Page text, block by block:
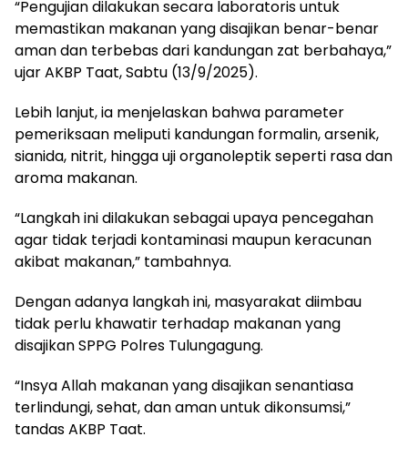
“Pengujian dilakukan secara laboratoris untuk
memastikan makanan yang disajikan benar-benar
aman dan terbebas dari kandungan zat berbahaya,”
ujar AKBP Taat, Sabtu (13/9/2025).
Lebih lanjut, ia menjelaskan bahwa parameter
pemeriksaan meliputi kandungan formalin, arsenik,
sianida, nitrit, hingga uji organoleptik seperti rasa dan
aroma makanan.
“Langkah ini dilakukan sebagai upaya pencegahan
agar tidak terjadi kontaminasi maupun keracunan
akibat makanan,” tambahnya.
Dengan adanya langkah ini, masyarakat diimbau
tidak perlu khawatir terhadap makanan yang
disajikan SPPG Polres Tulungagung.
“Insya Allah makanan yang disajikan senantiasa
terlindungi, sehat, dan aman untuk dikonsumsi,”
tandas AKBP Taat.